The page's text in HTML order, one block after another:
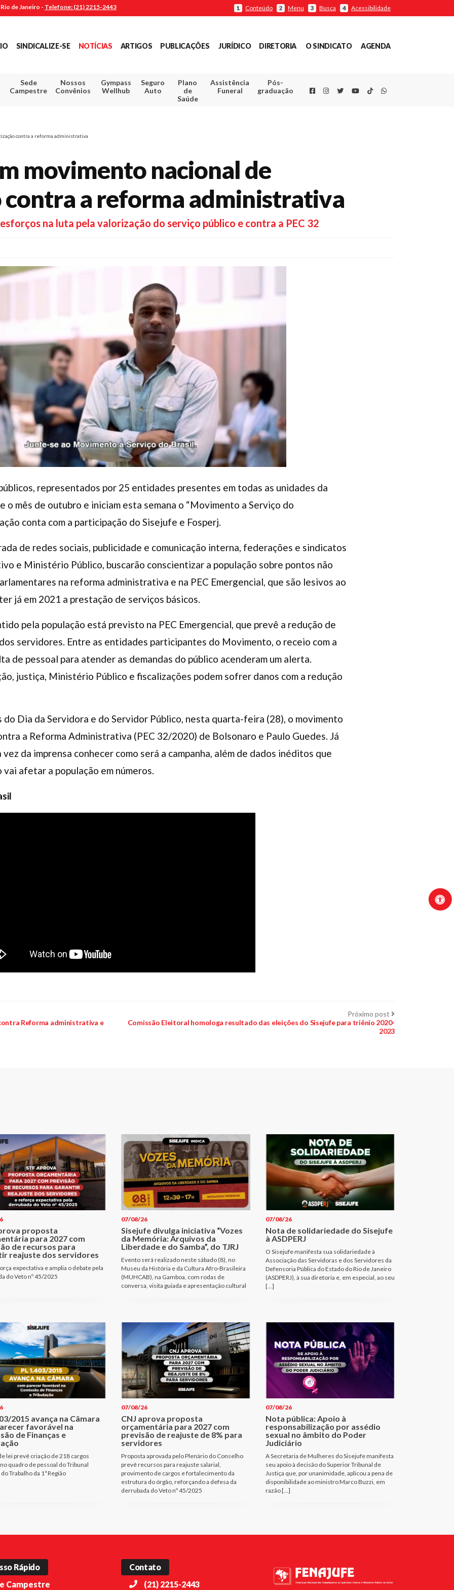
de Janeiro - Telefone: (21) 2215-2443 1 Conteúdo 2 Menu 3 Busca 4 Acessibilidade
SINDICALIZE-SE NOTÍCIAS ARTIGOS PUBLICAÇÕES JURÍDICO DIRETORIA O SINDICATO AGENDA
Sede
Campestre
Nossos
Convênios
Gympass
Wellhub
Seguro
Auto
Plano
de
Saúde
Assistência
Funeral
Pós-
graduação
FacebookInstagram
TwitterYoutube
TikTokWhatsapp
contra a reforma administrativa
movimento nacional de
contra a reforma administrativa
na luta pela valorização do serviço público e contra a PEC 32
representados por 25 entidades presentes em todas as unidades da
o mês de outubro e iniciam esta semana o “Movimento a Serviço do
conta com a participação do Sisejufe e Fosperj.
de redes sociais, publicidade e comunicação interna, federações e sindicatos
e Ministério Público, buscarão conscientizar a população sobre pontos não
na reforma administrativa e na PEC Emergencial, que são lesivos ao
já em 2021 a prestação de serviços básicos.
pela população está previsto na PEC Emergencial, que prevê a redução de
servidores. Entre as entidades participantes do Movimento, o receio com a
de pessoal para atender as demandas do público acenderam um alerta.
justiça, Ministério Público e fiscalizações podem sofrer danos com a redução
do Dia da Servidora e do Servidor Público, nesta quarta-feira (28), o movimento
a Reforma Administrativa (PEC 32/2020) de Bolsonaro e Paulo Guedes. Já
da imprensa conhecer como será a campanha, além de dados inéditos que
afetar a população em números.
Reforma administrativa e
Próximo post Próximo
Comissão Eleitoral homologa resultado das eleições do Sisejufe para triênio 2020-
2023
proposta
para 2027 com
de recursos para
reajuste dos servidores
expectativa e amplia o debate pela
do Veto nº 45/2025
07/08/26
Sisejufe divulga iniciativa “Vozes
da Memória: Arquivos da
Liberdade e do Samba”, do TJRJ
Evento será realizado neste sábado (8), no
Museu da História e da Cultura Afro-Brasileira
(MUHCAB), na Gamboa, com rodas de
conversa, visita guiada e apresentação cultural
07/08/26
Nota de solidariedade do Sisejufe
à ASDPERJ
O Sisejufe manifesta sua solidariedade à
Associação das Servidoras e dos Servidores da
Defensoria Pública do Estado do Rio de Janeiro
(ASDPERJ), à sua diretoria e, em especial, ao seu
[…]
2015 avança na Câmara
favorável na
de Finanças e
lei prevê criação de 218 cargos
quadro de pessoal do Tribunal
Trabalho da 1ª Região
07/08/26
CNJ aprova proposta
orçamentária para 2027 com
previsão de reajuste de 8% para
servidores
Proposta aprovada pelo Plenário do Conselho
prevê recursos para reajuste salarial,
provimento de cargos e fortalecimento da
estrutura do órgão, reforçando a defesa da
derrubada do Veto nº 45/2025
07/08/26
Nota pública: Apoio à
responsabilização por assédio
sexual no âmbito do Poder
Judiciário
A Secretaria de Mulheres do Sisejufe manifesta
seu apoio à decisão do Superior Tribunal de
Justiça que, por unanimidade, aplicou a pena de
disponibilidade ao ministro Marco Buzzi, em
razão […]
Rápido
Campestre
Contato
(21) 2215-2443